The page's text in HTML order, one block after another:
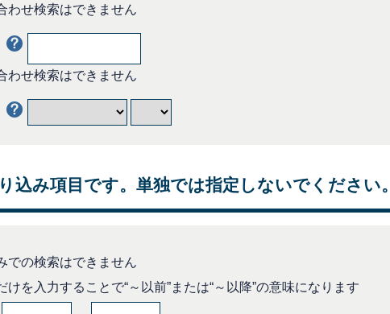
わせ検索はできません
わせ検索はできません
込み項目です。単独では指定しないでください。
での検索はできません
けを入力することで“～以前”または“～以降”の意味になります